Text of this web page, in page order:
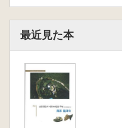
最近見た本